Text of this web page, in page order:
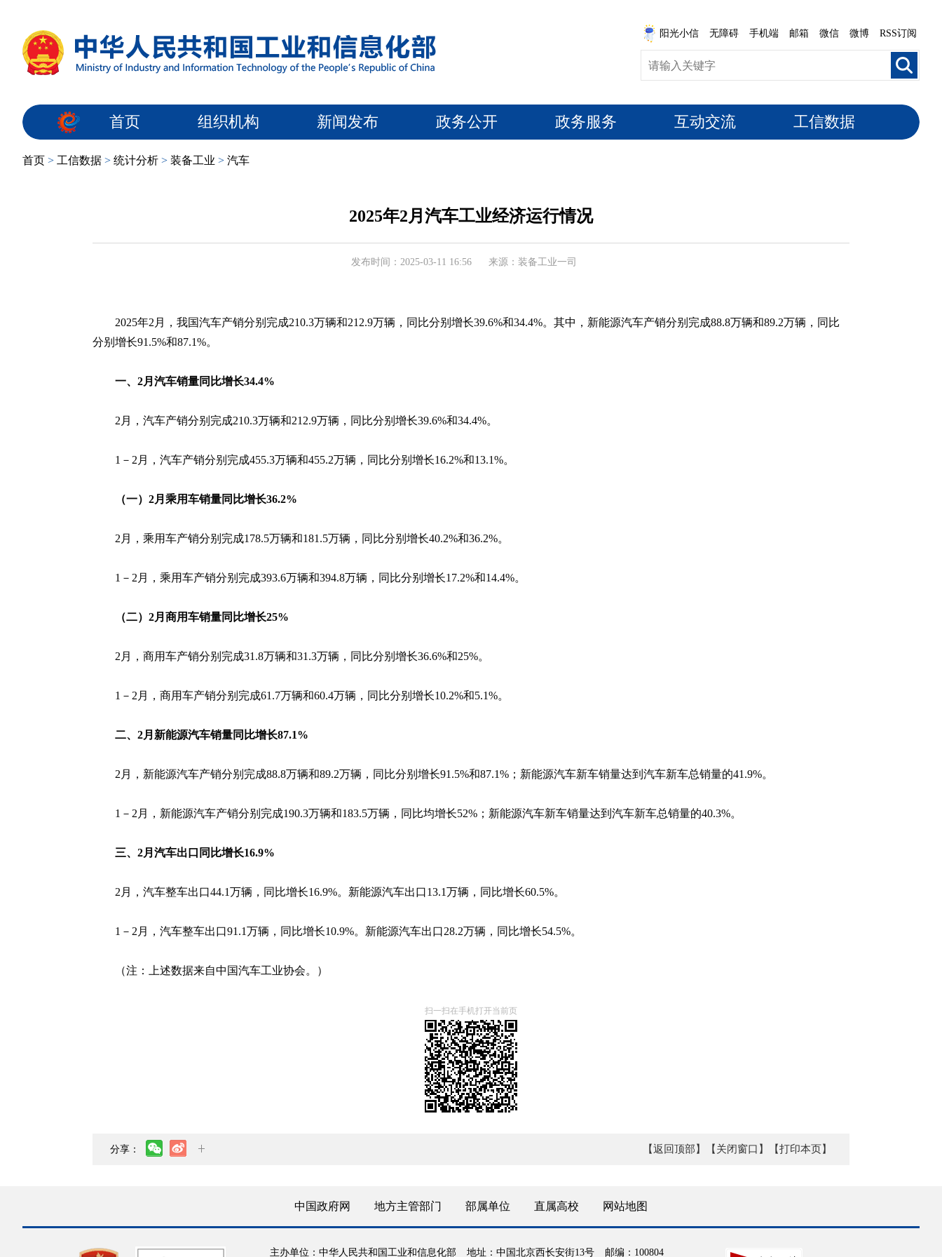
阳光小信 无障碍 手机端 邮箱 微信 微博 RSS订阅
首页 组织机构 新闻发布 政务公开 政务服务 互动交流 工信数据
首页 > 工信数据 > 统计分析 > 装备工业 > 汽车
2025年2月汽车工业经济运行情况
发布时间：2025-03-11 16:56 来源：装备工业一司
2025年2月，我国汽车产销分别完成210.3万辆和212.9万辆，同比分别增长39.6%和34.4%。其中，新能源汽车产销分别完成88.8万辆和89.2万辆，同比
分别增长91.5%和87.1%。
一、2月汽车销量同比增长34.4%
2月，汽车产销分别完成210.3万辆和212.9万辆，同比分别增长39.6%和34.4%。
1－2月，汽车产销分别完成455.3万辆和455.2万辆，同比分别增长16.2%和13.1%。
（一）2月乘用车销量同比增长36.2%
2月，乘用车产销分别完成178.5万辆和181.5万辆，同比分别增长40.2%和36.2%。
1－2月，乘用车产销分别完成393.6万辆和394.8万辆，同比分别增长17.2%和14.4%。
（二）2月商用车销量同比增长25%
2月，商用车产销分别完成31.8万辆和31.3万辆，同比分别增长36.6%和25%。
1－2月，商用车产销分别完成61.7万辆和60.4万辆，同比分别增长10.2%和5.1%。
二、2月新能源汽车销量同比增长87.1%
2月，新能源汽车产销分别完成88.8万辆和89.2万辆，同比分别增长91.5%和87.1%；新能源汽车新车销量达到汽车新车总销量的41.9%。
1－2月，新能源汽车产销分别完成190.3万辆和183.5万辆，同比均增长52%；新能源汽车新车销量达到汽车新车总销量的40.3%。
三、2月汽车出口同比增长16.9%
2月，汽车整车出口44.1万辆，同比增长16.9%。新能源汽车出口13.1万辆，同比增长60.5%。
1－2月，汽车整车出口91.1万辆，同比增长10.9%。新能源汽车出口28.2万辆，同比增长54.5%。
（注：上述数据来自中国汽车工业协会。）
扫一扫在手机打开当前页
分享： 【返回顶部】 【关闭窗口】 【打印本页】
中国政府网 地方主管部门 部属单位 直属高校 网站地图
主办单位：中华人民共和国工业和信息化部 地址：中国北京西长安街13号 邮编：100804